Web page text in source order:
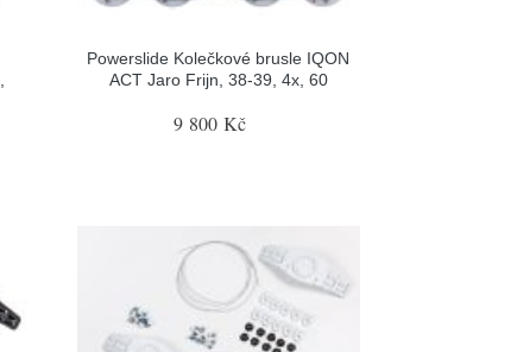
Powerslide Kolečkové brusle IQON
ACT Jaro Frijn, 38-39, 4x, 60
9 800 Kč